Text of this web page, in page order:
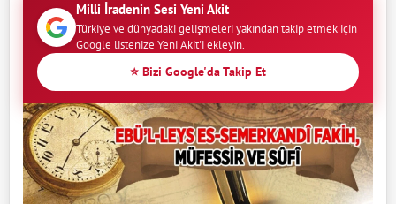
Milli İradenin Sesi Yeni Akit
Türkiye ve dünyadaki gelişmeleri yakından takip etmek için
Google listenize Yeni Akit'i ekleyin.
⭐ Bizi Google'da Takip Et